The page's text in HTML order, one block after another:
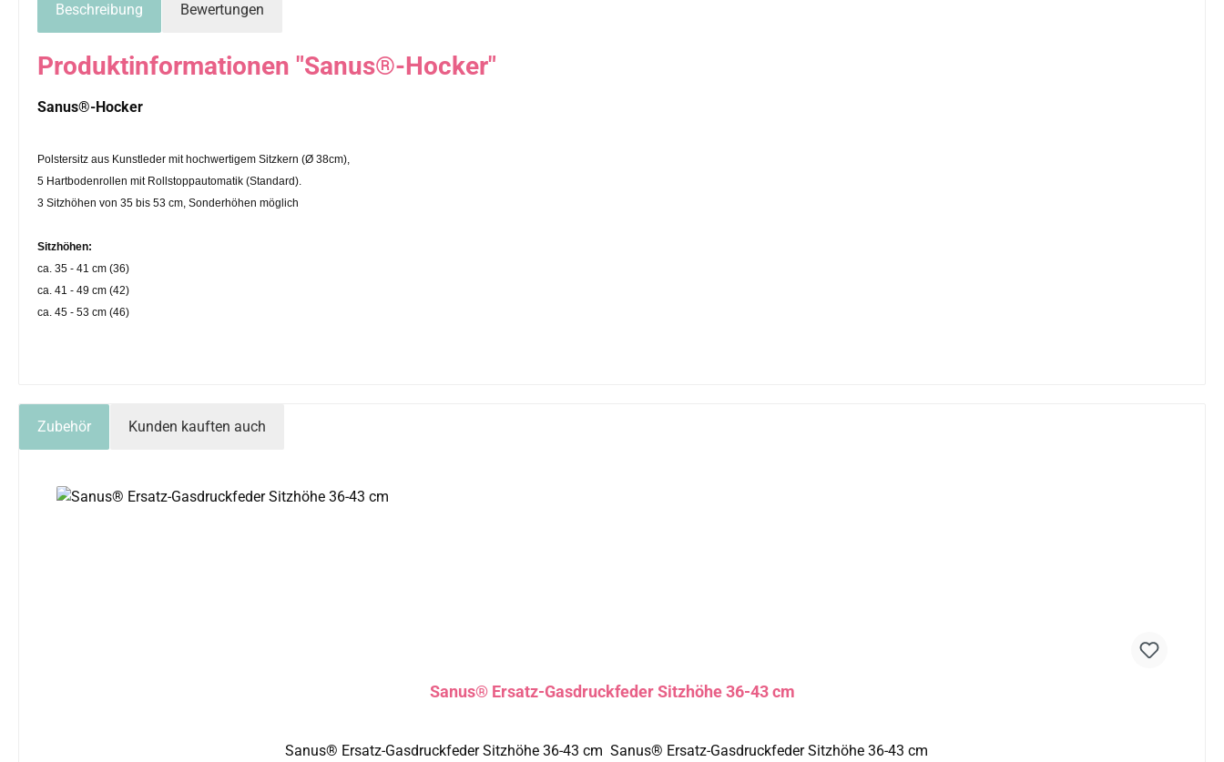
Beschreibung Bewertungen
Produktinformationen "Sanus®-Hocker"
Sanus®-Hocker
Polstersitz aus Kunstleder mit hochwertigem Sitzkern (Ø 38cm),
5 Hartbodenrollen mit Rollstoppautomatik (Standard).
3 Sitzhöhen von 35 bis 53 cm, Sonderhöhen möglich
Sitzhöhen:
ca. 35 - 41 cm (36)
ca. 41 - 49 cm (42)
ca. 45 - 53 cm (46)
Zubehör Kunden kauften auch
Sanus® Ersatz-Gasdruckfeder Sitzhöhe 36-43 cm